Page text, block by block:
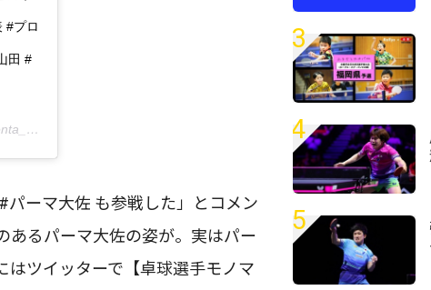
#プロ
田 #
on Nov 26, 2018 at 12:05am PST
パーマ大佐 も参戦した」とコメン
あるパーマ大佐の姿が。実はパー
はツイッターで【卓球選手モノマ
3
4
5